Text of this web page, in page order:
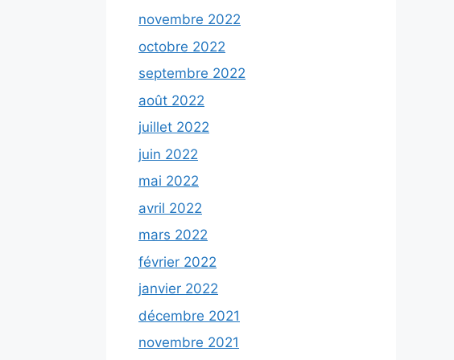
novembre 2022
octobre 2022
septembre 2022
août 2022
juillet 2022
juin 2022
mai 2022
avril 2022
mars 2022
février 2022
janvier 2022
décembre 2021
novembre 2021